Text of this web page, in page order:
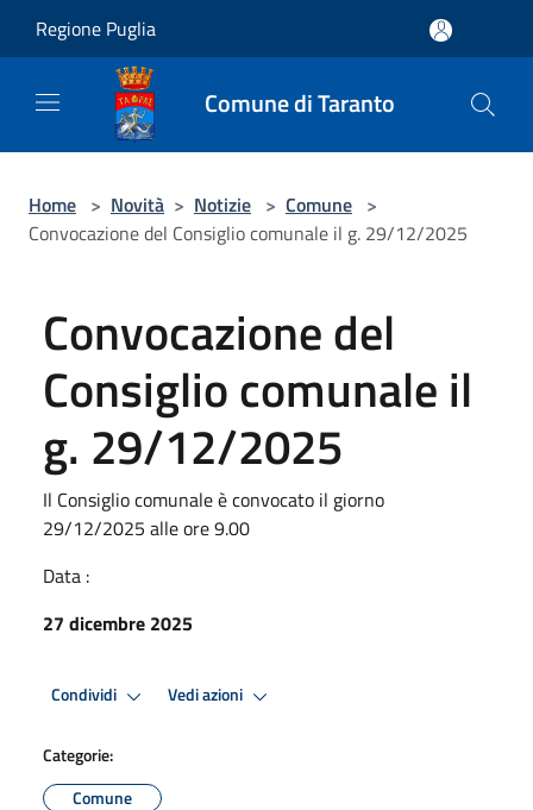
Regione Puglia
Comune di Taranto
Home > Novità > Notizie > Comune >
Convocazione del Consiglio comunale il g. 29/12/2025
Convocazione del
Consiglio comunale il
g. 29/12/2025
Il Consiglio comunale è convocato il giorno
29/12/2025 alle ore 9.00
Data :
27 dicembre 2025
Condividi Vedi azioni
Categorie:
Comune